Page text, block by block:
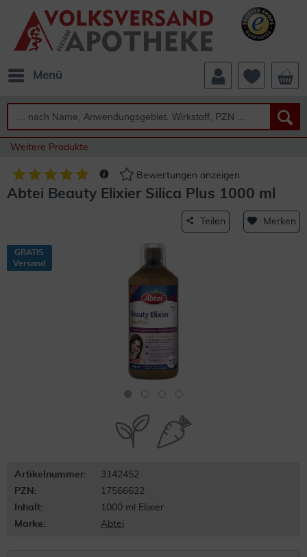
Menü
Weitere Produkte
Bewertungen anzeigen
Abtei Beauty Elixier Silica Plus 1000 ml
Teilen Merken
GRATIS
Versand
Artikelnummer:
3142452
PZN:
17566622
Inhalt:
1000 ml Elixier
Marke:
Abtei